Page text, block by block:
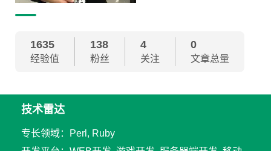
1635
经验值
138
粉丝
4
关注
0
文章总量
技术雷达
专长领域：Perl, Ruby